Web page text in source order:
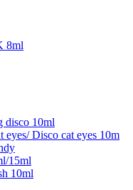
8ml
disco 10ml
eyes/ Disco cat eyes 10m
15ml
10ml